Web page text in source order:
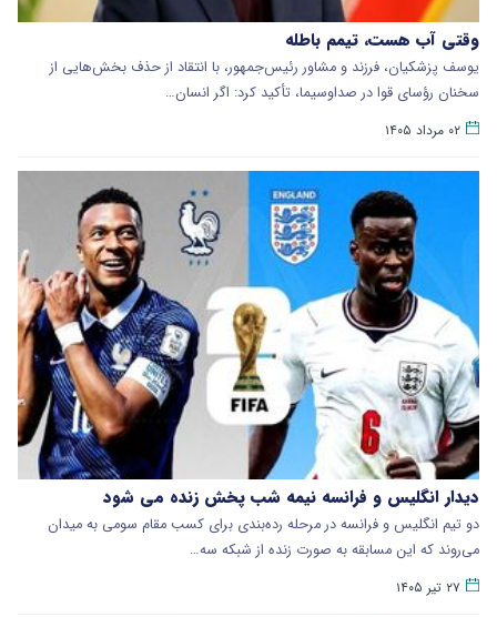
وقتی آب هست، تیمم باطله
یوسف پزشکیان، فرزند و مشاور رئیس‌جمهور، با انتقاد از حذف بخش‌هایی از
سخنان رؤسای قوا در صداوسیما، تأکید کرد: اگر انسان…
۰۲ مرداد ۱۴۰۵
دیدار انگلیس و فرانسه نیمه شب پخش زنده می شود
دو تیم انگلیس و فرانسه در مرحله رده‌بندی برای کسب مقام سومی به میدان
می‌روند که این مسابقه به صورت زنده از شبکه سه…
۲۷ تیر ۱۴۰۵